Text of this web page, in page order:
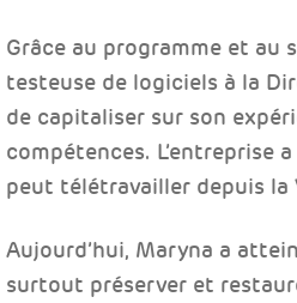
Grâce au programme et au
testeuse de logiciels à la
de capitaliser sur son
compétences. L’entreprise
peut télétravailler depuis la
Aujourd’hui, Maryna a
surtout préserver et